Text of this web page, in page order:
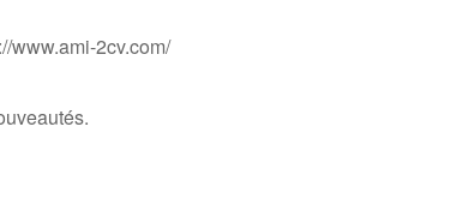
www.ami-2cv.com/